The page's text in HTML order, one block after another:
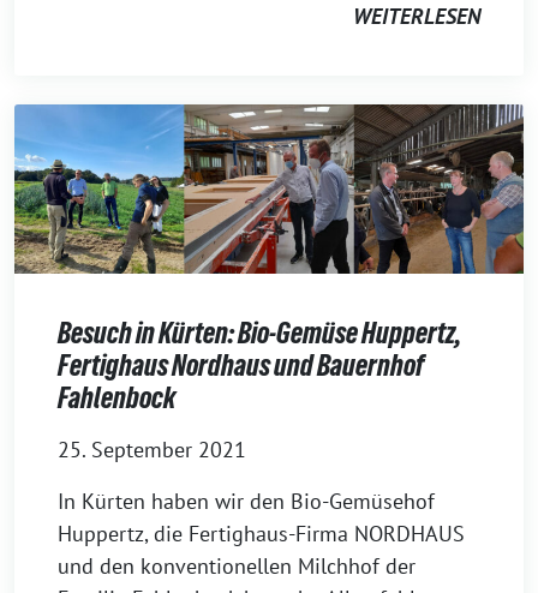
WEITERLESEN
Besuch in Kürten: Bio-Gemüse Huppertz,
Fertighaus Nordhaus und Bauernhof
Fahlenbock
25. September 2021
In Kürten haben wir den Bio-Gemüsehof
Huppertz, die Fertighaus-Firma NORDHAUS
und den konventionellen Milchhof der